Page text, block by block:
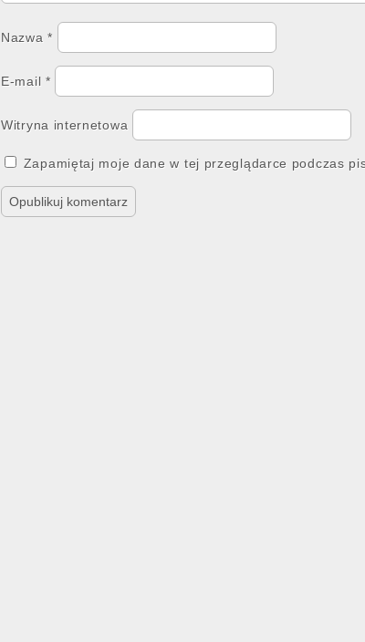
Nazwa*
E-mail *
Witryna internetowa
Zapamiętaj moje dane w tej przeglądarce podczas